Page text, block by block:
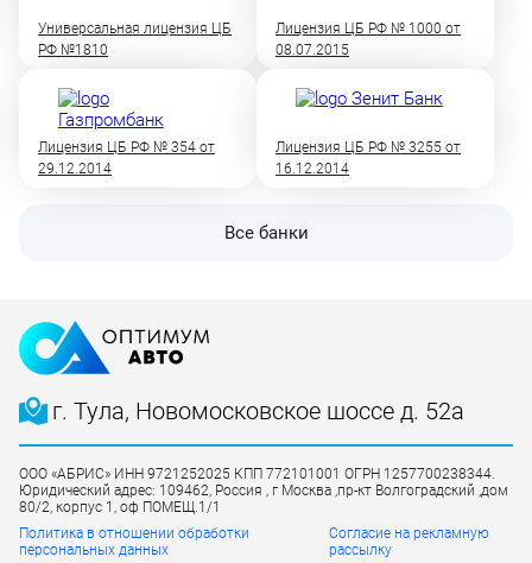
Универсальная лицензия ЦБ
РФ №1810
Лицензия ЦБ РФ № 1000 от
08.07.2015
Лицензия ЦБ РФ № 354 от
29.12.2014
Лицензия ЦБ РФ № 3255 от
16.12.2014
Все банки
г. Тула, Новомосковское шоссе д. 52а
ООО «АБРИС» ИНН 9721252025 КПП 772101001 ОГРН 1257700238344.
Юридический адрес: 109462, Россия , г Москва ,пр-кт Волгоградский ,дом
80/2, корпус 1, оф ПОМЕЩ.1/1
Политика в отношении обработки
персональных данных
Согласие на рекламную
рассылку